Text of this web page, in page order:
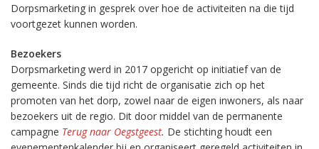
Dorpsmarketing in gesprek over hoe de activiteiten na die tijd
voortgezet kunnen worden.
Bezoekers
Dorpsmarketing werd in 2017 opgericht op initiatief van de
gemeente. Sinds die tijd richt de organisatie zich op het
promoten van het dorp, zowel naar de eigen inwoners, als naar
bezoekers uit de regio. Dit door middel van de permanente
campagne Terug naar Oegstgeest. De stichting houdt een